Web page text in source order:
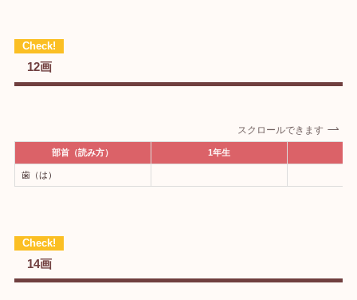
12画
スクロールできます
部首（読み方） 1年生
歯（は）
14画